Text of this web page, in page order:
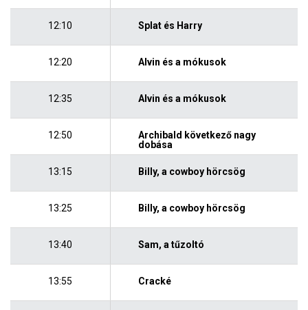
12:10 Splat és Harry
12:20 Alvin és a mókusok
12:35 Alvin és a mókusok
12:50
Archibald következő nagy
dobása
13:15 Billy, a cowboy hörcsög
13:25 Billy, a cowboy hörcsög
13:40 Sam, a tűzoltó
13:55 Cracké